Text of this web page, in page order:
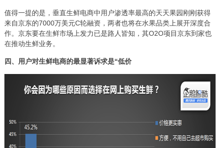
值得一提的是，垂直生鲜电商中用户渗透率最高的天天果园刚刚获得
来自京东的7000万美元C轮融资，两者也将在水果品类上展开深度合
作。京东要在生鲜市场上发力已是路人皆知，其O2O项目京东到家也
在推动生鲜业务。
四、用户对生鲜电商的最显著诉求是“低价